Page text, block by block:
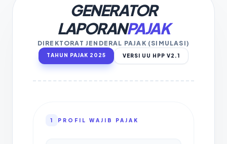
GENERATOR
LAPORANPAJAK
DIREKTORAT JENDERAL PAJAK (SIMULASI)
TAHUN PAJAK 2025 VERSI UU HPP V2.1
1 PROFIL WAJIB PAJAK